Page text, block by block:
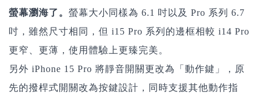
螢幕瀏海了。 螢幕大小同樣為 6.1 吋以及 Pro 系列 6.7
吋，雖然尺寸相同，但 i15 Pro 系列的邊框相較 i14 Pro
更窄、更薄 ，使用體驗上更臻完美。
另外 iPhone 15 Pro 將靜音開關更改為「動作鍵」，原
先的撥桿式開關改為按鍵設計，同時支援其他動作指